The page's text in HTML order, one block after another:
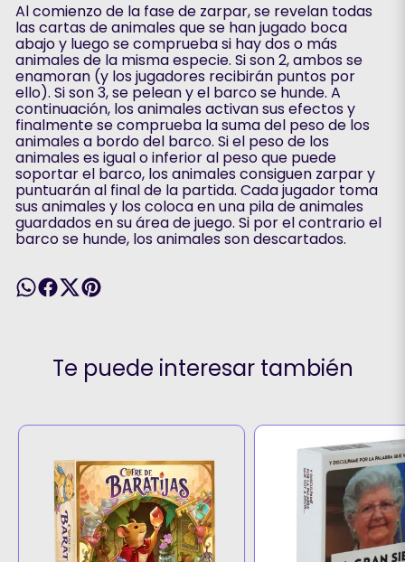
Al comienzo de la fase de zarpar, se revelan todas
las cartas de animales que se han jugado boca
abajo y luego se comprueba si hay dos o más
animales de la misma especie. Si son 2, ambos se
enamoran (y los jugadores recibirán puntos por
ello). Si son 3, se pelean y el barco se hunde. A
continuación, los animales activan sus efectos y
finalmente se comprueba la suma del peso de los
animales a bordo del barco. Si el peso de los
animales es igual o inferior al peso que puede
soportar el barco, los animales consiguen zarpar y
puntuarán al final de la partida. Cada jugador toma
sus animales y los coloca en una pila de animales
guardados en su área de juego. Si por el contrario el
barco se hunde, los animales son descartados.
Te puede interesar también